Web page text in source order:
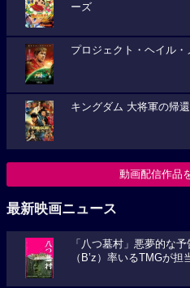
ーズ
プロジェクト・ヘイル・
キングダム 大将軍の帰還
動画配信作品
最新映画ニュース
「八つ墓村」悪夢的な
（B’z）率いるTMGが担